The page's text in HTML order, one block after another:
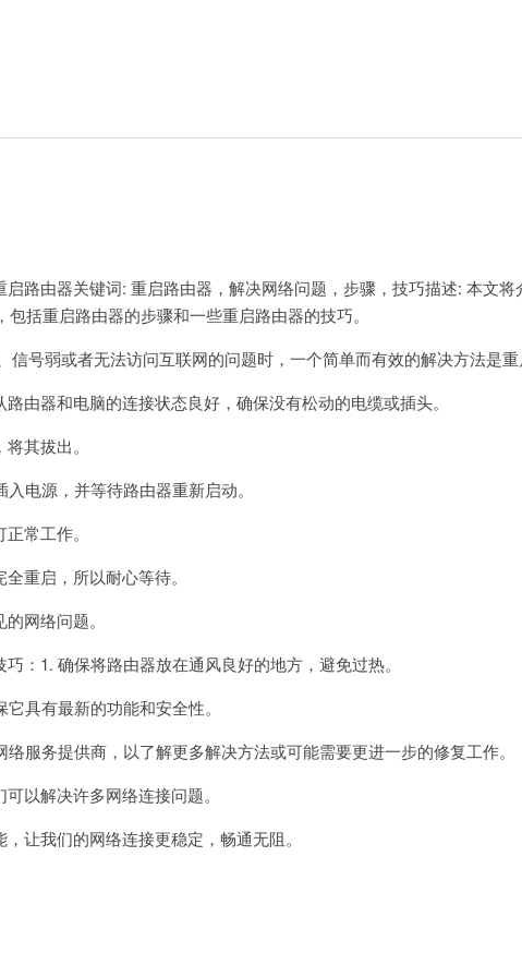
路由器关键词: 重启路由器，解决网络问题，步骤，技巧描述: 本文将
括重启路由器的步骤和一些重启路由器的技巧。
号弱或者无法访问互联网的问题时，一个简单而有效的解决方法是重
器和电脑的连接状态良好，确保没有松动的电缆或插头。
其拔出。
电源，并等待路由器重新启动。
常工作。
重启，所以耐心等待。
网络问题。
1. 确保将路由器放在通风良好的地方，避免过热。
具有最新的功能和安全性。
务提供商，以了解更多解决方法或可能需要更进一步的修复工作。
以解决许多网络连接问题。
我们的网络连接更稳定，畅通无阻。